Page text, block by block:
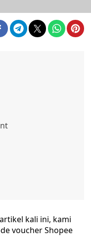
kali ini, kami
voucher Shopee